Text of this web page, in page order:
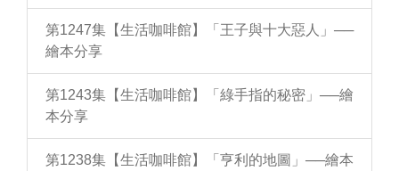
第1247集【生活咖啡館】「王子與十大惡人」──
繪本分享
第1243集【生活咖啡館】「綠手指的秘密」──繪
本分享
第1238集【生活咖啡館】「亨利的地圖」──繪本